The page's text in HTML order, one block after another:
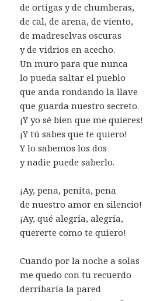
de ortigas y de chumberas,
de cal, de arena, de viento,
de madreselvas oscuras
y de vidrios en acecho.
Un muro para que nunca
lo pueda saltar el pueblo
que anda rondando la llave
que guarda nuestro secreto.
¡Y yo sé bien que me quieres!
¡Y tú sabes que te quiero!
Y lo sabemos los dos
y nadie puede saberlo.
¡Ay, pena, penita, pena
de nuestro amor en silencio!
¡Ay, qué alegría, alegría,
quererte como te quiero!
Cuando por la noche a solas
me quedo con tu recuerdo
derribaría la pared